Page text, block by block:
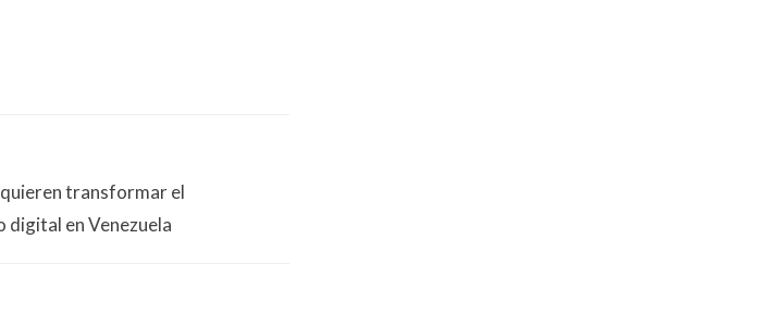
transformar el
en Venezuela